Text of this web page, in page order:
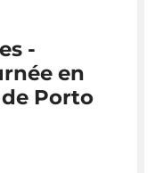
-
en
Porto